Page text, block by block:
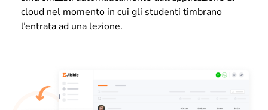
cloud nel momento in cui gli studenti timbrano
l’entrata ad una lezione.